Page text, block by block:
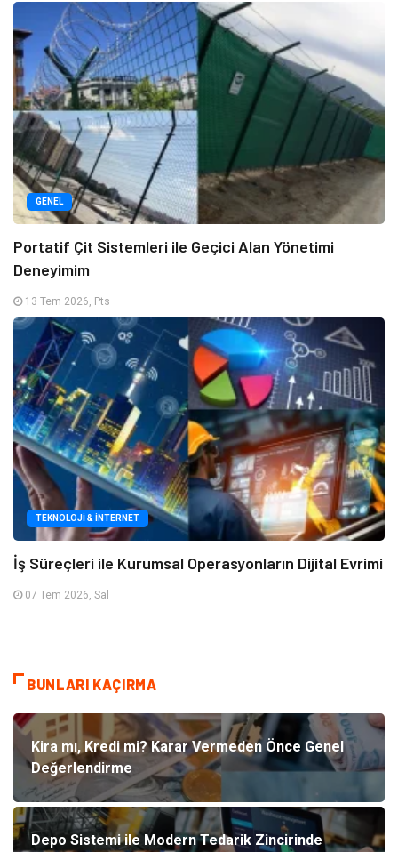
GENEL
Portatif Çit Sistemleri ile Geçici Alan Yönetimi
Deneyimim
13 Tem 2026, Pts
TEKNOLOJI & İNTERNET
İş Süreçleri ile Kurumsal Operasyonların Dijital Evrimi
07 Tem 2026, Sal
BUNLARI KAÇIRMA
Kira mı, Kredi mi? Karar Vermeden Önce Genel
Değerlendirme
Depo Sistemi ile Modern Tedarik Zincirinde